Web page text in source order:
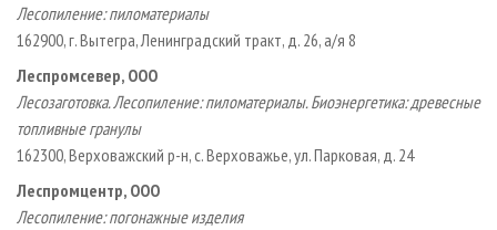
Лесопиление: пиломатериалы
162900, г. Вытегра, Ленинградский тракт, д. 26, а/я 8
Леспромсевер, ООО
Лесозаготовка. Лесопиление: пиломатериалы. Биоэнергетика: древесные
топливные гранулы
162300, Верховажский р­-н, с. Верховажье, ул. Парковая, д. 24
Леспромцентр, ООО
Лесопиление: погонажные изделия